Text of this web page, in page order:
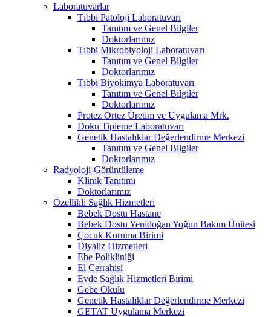
Laboratuvarlar
Tıbbi Patoloji Laboratuvarı
Tanıtım ve Genel Bilgiler
Doktorlarımız
Tıbbi Mikrobiyoloji Laboratuvarı
Tanıtım ve Genel Bilgiler
Doktorlarımız
Tıbbi Biyokimya Laboratuvarı
Tanıtım ve Genel Bilgiler
Doktorlarımız
Protez Ortez Üretim ve Uygulama Mrk.
Doku Tipleme Laboratuvarı
Genetik Hastalıklar Değerlendirme Merkezi
Tanıtım ve Genel Bilgiler
Doktorlarımız
Radyoloji-Görüntüleme
Klinik Tanıtımı
Doktorlarımız
Özellikli Sağlık Hizmetleri
Bebek Dostu Hastane
Bebek Dostu Yenidoğan Yoğun Bakım Ünitesi
Çocuk Koruma Birimi
Diyaliz Hizmetleri
Ebe Polikliniği
El Cerrahisi
Evde Sağlık Hizmetleri Birimi
Gebe Okulu
Genetik Hastalıklar Değerlendirme Merkezi
GETAT Uygulama Merkezi